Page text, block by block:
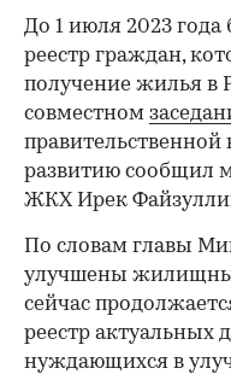
До 1 июля 2023
реестр граждан,
получение жилья в
совместном
развитию сообщил
ЖКХ Ирек
По словам главы
улучшены
сейчас
реестр актуальных
нуждающихся в